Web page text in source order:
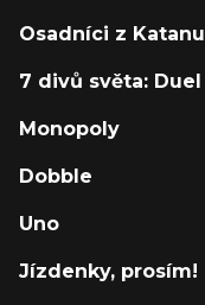
Osadníci z Katanu
7 divů světa: Duel
Monopoly
Dobble
Uno
Jízdenky, prosím!